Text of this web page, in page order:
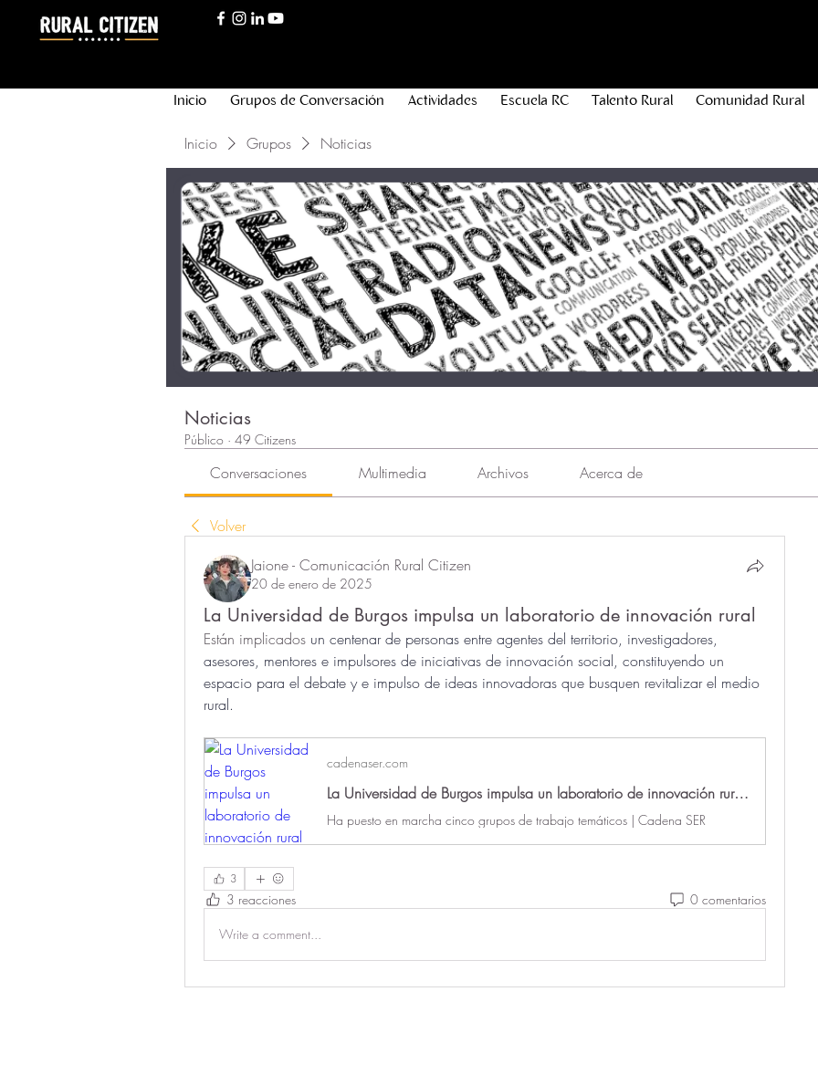
Inicio Grupos de Conversación Actividades Escuela RC Talento Rural Comunidad Rural
Inicio Grupos Noticias
Noticias
Público · 49 Citizens
Conversaciones Multimedia Archivos Acerca de
Volver
Jaione - Comunicación Rural Citizen
20 de enero de 2025
La Universidad de Burgos impulsa un laboratorio de innovación rural
Están implicados un centenar de personas entre agentes del territorio, investigadores,
asesores, mentores e impulsores de iniciativas de innovación social, constituyendo un
espacio para el debate y e impulso de ideas innovadoras que busquen revitalizar el medio
rural.
cadenaser.com
La Universidad de Burgos impulsa un laboratorio de innovación rural en la comarca de Pinares
Ha puesto en marcha cinco grupos de trabajo temáticos | Cadena SER
3
3 reacciones 0 comentarios
Write a comment...